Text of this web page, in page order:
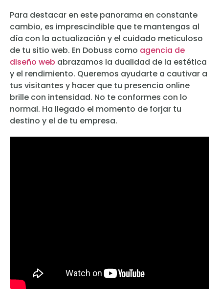
Para destacar en este panorama en constante
cambio, es imprescindible que te mantengas al
día con la actualización y el cuidado meticuloso
de tu sitio web. En Dobuss como agencia de
diseño web abrazamos la dualidad de la estética
y el rendimiento. Queremos ayudarte a cautivar a
tus visitantes y hacer que tu presencia online
brille con intensidad. No te conformes con lo
normal. Ha llegado el momento de forjar tu
destino y el de tu empresa.